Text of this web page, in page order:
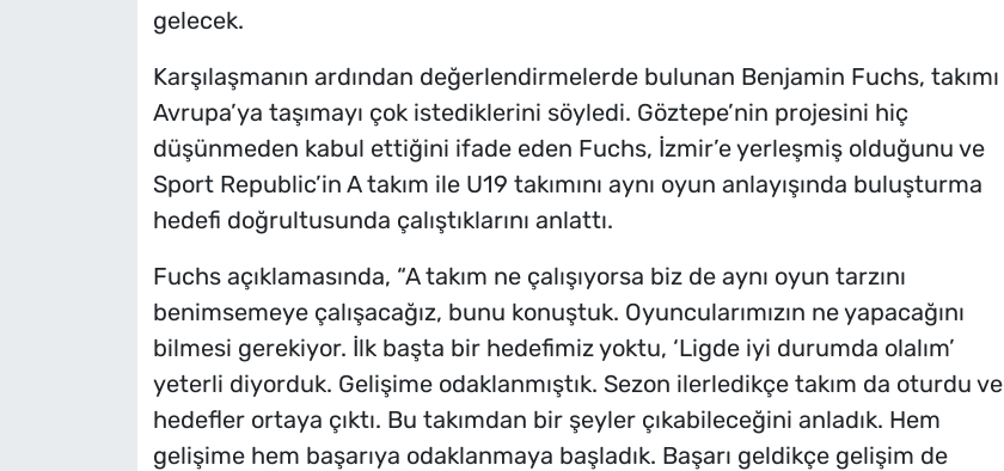
gelecek.
Karşılaşmanın ardından değerlendirmelerde bulunan Benjamin Fuchs, takımı
Avrupa’ya taşımayı çok istediklerini söyledi. Göztepe’nin projesini hiç
düşünmeden kabul ettiğini ifade eden Fuchs, İzmir’e yerleşmiş olduğunu ve
Sport Republic’in A takım ile U19 takımını aynı oyun anlayışında buluşturma
hedefi doğrultusunda çalıştıklarını anlattı.
Fuchs açıklamasında, “A takım ne çalışıyorsa biz de aynı oyun tarzını
benimsemeye çalışacağız, bunu konuştuk. Oyuncularımızın ne yapacağını
bilmesi gerekiyor. İlk başta bir hedefimiz yoktu, ‘Ligde iyi durumda olalım’
yeterli diyorduk. Gelişime odaklanmıştık. Sezon ilerledikçe takım da oturdu ve
hedefler ortaya çıktı. Bu takımdan bir şeyler çıkabileceğini anladık. Hem
gelişime hem başarıya odaklanmaya başladık. Başarı geldikçe gelişim de